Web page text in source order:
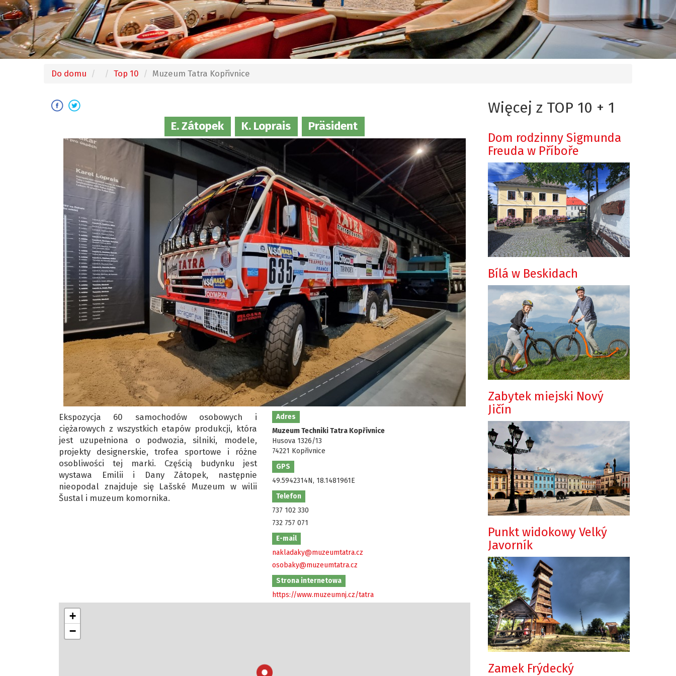
Do domu Top 10 Muzeum Tatra Kopřivnice
E. Zátopek K. Loprais Präsident
Ekspozycja 60 samochodów osobowych i
ciężarowych z wszystkich etapów produkcji, która
jest uzupełniona o podwozia, silniki, modele,
projekty designerskie, trofea sportowe i różne
osobliwości tej marki. Częścią budynku jest
wystawa Emilii i Dany Zátopek, następnie
nieopodal znajduje się Lašské Muzeum w wilii
Šustal i muzeum komornika.
Adres
Muzeum Techniki Tatra Kopřivnice
Husova 1326/13
74221 Kopřivnice
GPS
49.5942314N, 18.1481961E
Telefon
737 102 330
732 757 071
E-mail
nakladaky@muzeumtatra.cz
osobaky@muzeumtatra.cz
Strona internetowa
https://www.muzeumnj.cz/tatra
+
−
Więcej z TOP 10 + 1
Dom rodzinny Sigmunda
Freuda w Příboře
Bílá w Beskidach
Zabytek miejski Nový
Jičín
Punkt widokowy Velký
Javorník
Zamek Frýdecký